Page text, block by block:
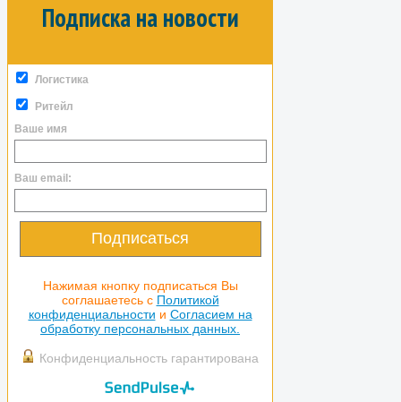
Подписка на новости
Логистика
Ритейл
Ваше имя
Ваш email:
Подписаться
Нажимая кнопку подписаться Вы
соглашаетесь с Политикой
конфиденциальности и Согласием на
обработку персональных данных.
Конфиденциальность гарантирована